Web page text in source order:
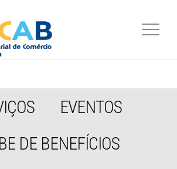
EVENTOS
DE BENEFÍCIOS